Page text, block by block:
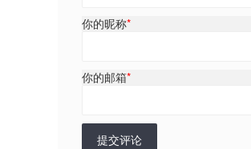
你的昵称*
你的邮箱*
提交评论